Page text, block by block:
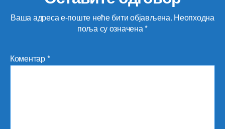
Ваша адреса е-поште неће бити објављена. Неопходна
поља су означена*
Коментар*